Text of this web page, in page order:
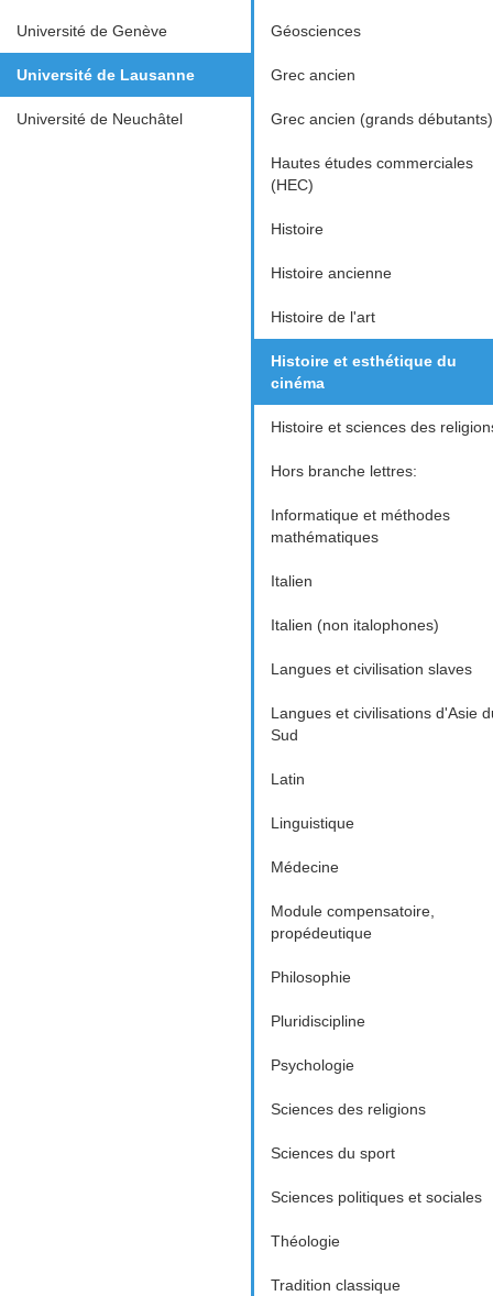
Université de Genève
Université de Lausanne
Université de Neuchâtel
Géosciences
Grec ancien
Grec ancien (grands débutants)
Hautes études commerciales
(HEC)
Histoire
Histoire ancienne
Histoire de l'art
Histoire et esthétique du
cinéma
Histoire et sciences des
Hors branche lettres:
Informatique et méthodes
mathématiques
Italien
Italien (non italophones)
Langues et civilisation slaves
Langues et civilisations d'Asie
Sud
Latin
Linguistique
Médecine
Module compensatoire,
propédeutique
Philosophie
Pluridiscipline
Psychologie
Sciences des religions
Sciences du sport
Sciences politiques et sociales
Théologie
Tradition classique